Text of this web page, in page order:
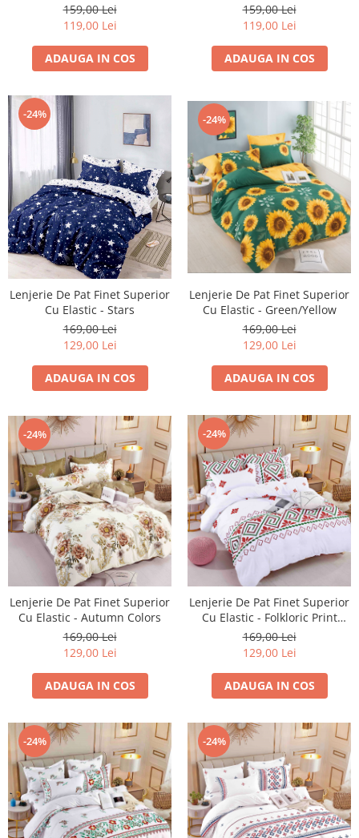
159,00 Lei
119,00 Lei
ADAUGA IN COS
159,00 Lei
119,00 Lei
ADAUGA IN COS
-24%
Lenjerie De Pat Finet Superior
Cu Elastic - Stars
169,00 Lei
129,00 Lei
ADAUGA IN COS
-24%
Lenjerie De Pat Finet Superior
Cu Elastic - Green/Yellow
169,00 Lei
129,00 Lei
ADAUGA IN COS
-24%
Lenjerie De Pat Finet Superior
Cu Elastic - Autumn Colors
169,00 Lei
129,00 Lei
ADAUGA IN COS
-24%
Lenjerie De Pat Finet Superior
Cu Elastic - Folkloric Print
Traditional
169,00 Lei
129,00 Lei
ADAUGA IN COS
-24% -24%